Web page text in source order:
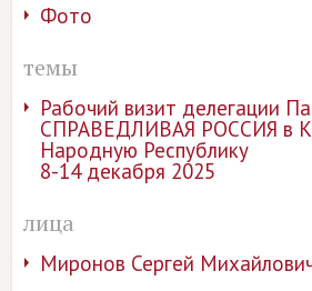
Фото
темы
Рабочий визит делегации
СПРАВЕДЛИВАЯ РОССИЯ в
Народную Республику
8-14 декабря 2025
лица
Миронов Сергей